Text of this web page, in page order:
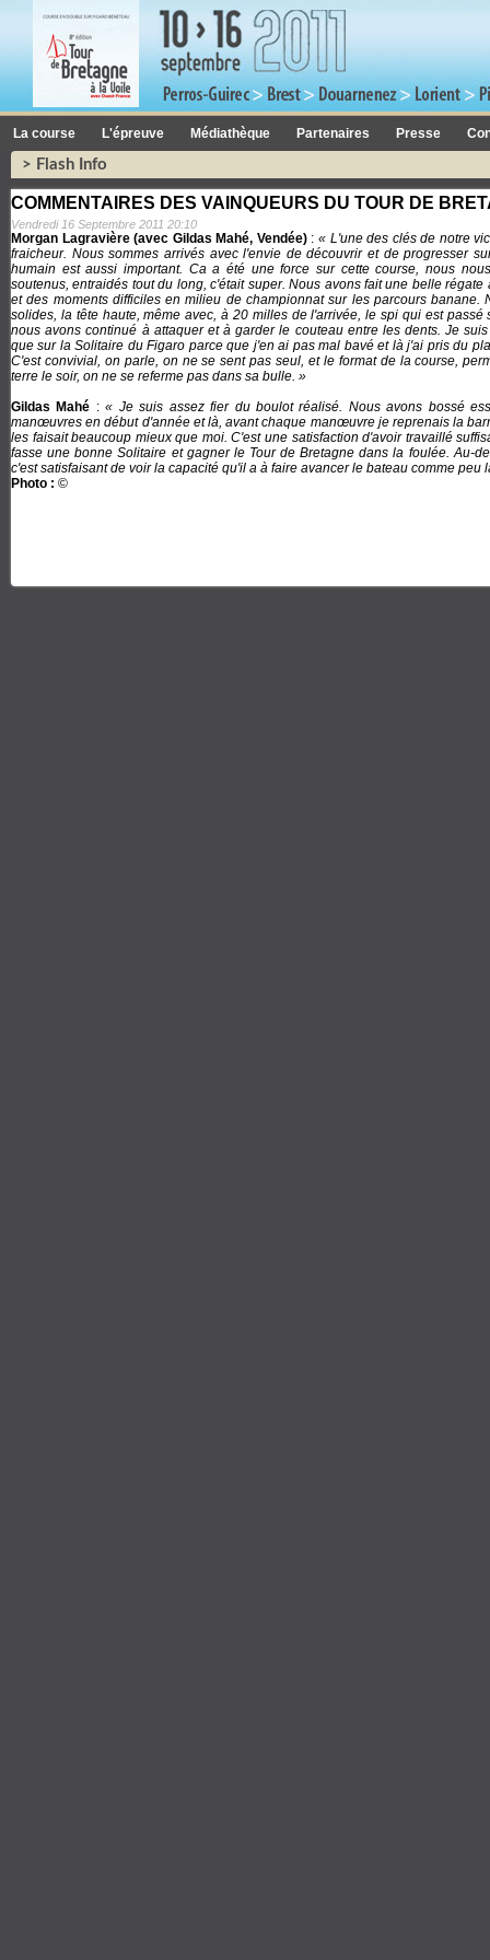
> Flash Info
COMMENTAIRES DES VAINQUEURS DU TOUR DE
Vendredi 16 Septembre 2011 20:10
Morgan Lagravière (avec Gildas Mahé, Vendée): « L'une des clés de notre
fraicheur. Nous sommes arrivés avec l'envie de découvrir et de progresser
humain est aussi important. Ca a été une force sur cette course, nous
soutenus, entraidés tout du long, c'était super. Nous avons fait une belle régate
et des moments difficiles en milieu de championnat sur les parcours banane.
solides, la tête haute, même avec, à 20 milles de l'arrivée, le spi qui est passé
nous avons continué à attaquer et à garder le couteau entre les dents. Je
que sur la Solitaire du Figaro parce que j'en ai pas mal bavé et là j'ai pris du
C'est convivial, on parle, on ne se sent pas seul, et le format de la course,
terre le soir, on ne se referme pas dans sa bulle. »
Gildas Mahé :« Je suis assez fier du boulot réalisé. Nous avons bossé
manœuvres en début d'année et là, avant chaque manœuvre je reprenais la
les faisait beaucoup mieux que moi. C'est une satisfaction d'avoir travaillé
fasse une bonne Solitaire et gagner le Tour de Bretagne dans la foulée. Au-
c'est satisfaisant de voir la capacité qu'il a à faire avancer le bateau comme peu
Photo : ©
La course L'épreuve Médiathèque Partenaires Presse